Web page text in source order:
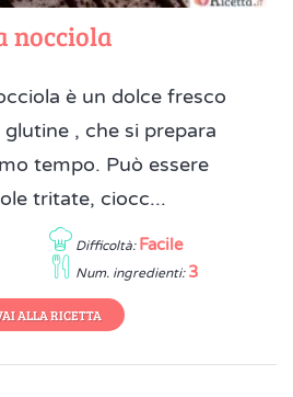
nocciola
è un dolce fresco
, che si prepara
tempo. Può essere
tritate, ciocc...
Difficoltà: Facile
Num. ingredienti: 3
ALLA RICETTA